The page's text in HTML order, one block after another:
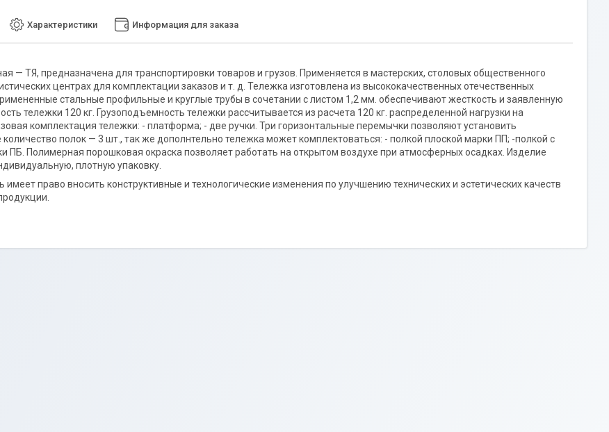
Характеристики Информация для заказа
— ТЯ, предназначена для транспортировки товаров и грузов. Применяется в мастерских, столовых общественного
центрах для комплектации заказов и т. д. Тележка изготовлена из высококачественных отечественных
стальные профильные и круглые трубы в сочетании с листом 1,2 мм. обеспечивают жесткость и заявленную
тележки 120 кг. Грузоподъемность тележки рассчитывается из расчета 120 кг. распределенной нагрузки на
комплектация тележки: - платформа; - две ручки. Три горизонтальные перемычки позволяют установить
полок — 3 шт., так же дополнтельно тележка может комплектоваться: - полкой плоской марки ПП; -полкой с
ПБ. Полимерная порошковая окраска позволяет работать на открытом воздухе при атмосферных осадках. Изделие
плотную упаковку.
имеет право вносить конструктивные и технологические изменения по улучшению технических и эстетических качеств